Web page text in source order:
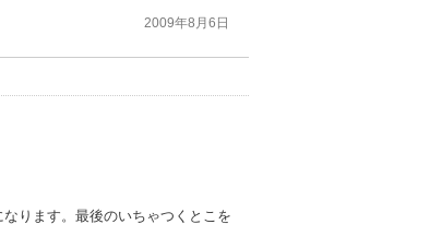
2009年8月6日
ります。最後のいちゃつくとこを